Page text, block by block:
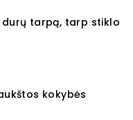
tarpą, tarp stiklo
kokybės